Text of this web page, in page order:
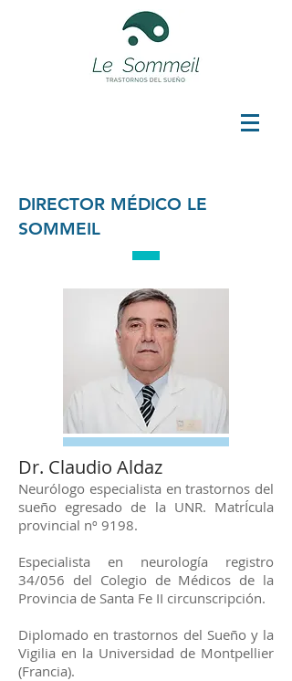
DIRECTOR MÉDICO LE
SOMMEIL
Dr. Claudio Aldaz
Neurólogo especialista en trastornos del
sueño egresado de la UNR. MatrÍcula
provincial nº 9198.
Especialista en neurología registro
34/056 del Colegio de Médicos de la
Provincia de Santa Fe II circunscripción.
Diplomado en trastornos del Sueño y la
Vigilia en la Universidad de Montpellier
(Francia).